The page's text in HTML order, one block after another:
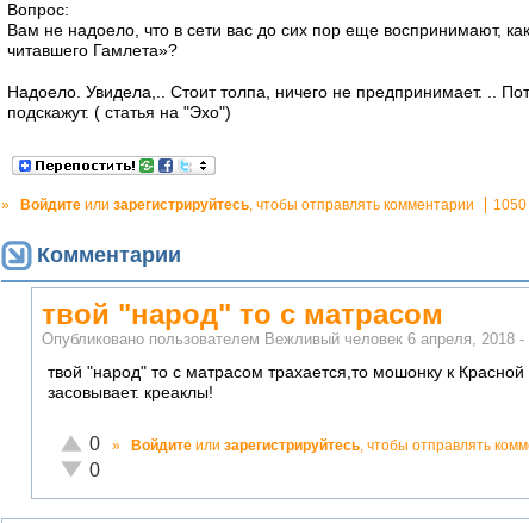
Вопрос:
Вам не надоело, что в сети вас до сих пор еще воспринимают,
читавшего Гамлета»?
Надоело. Увидела,.. Стоит толпа, ничего не предпринимает. ..
подскажут. ( статья на "Эхо")
» Войдите или зарегистрируйтесь , чтобы отправлять комментарии
Комментарии
твой "народ" то с матрасом
Опубликовано пользователем Вежливый человек 6 апреля, 2018 -
твой "народ" то с матрасом трахается,то мошонку к
засовывает. креаклы!
Отлично!
0
Неадекватно!
0
» Войдите или зарегистрируйтесь, чтобы отправлять